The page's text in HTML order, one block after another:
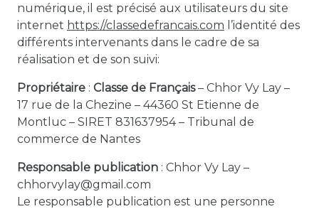
numérique, il est précisé aux utilisateurs du site
internet https://classedefrancais.com l’identité des
différents intervenants dans le cadre de sa
réalisation et de son suivi:
Propriétaire : Classe de Français– Chhor Vy Lay –
17 rue de la Chezine – 44360 St Etienne de
Montluc – SIRET 831637954 – Tribunal de
commerce de Nantes
Responsable publication : Chhor Vy Lay –
chhorvylay@gmail.com
Le responsable publication est une personne